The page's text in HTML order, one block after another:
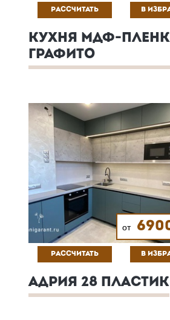
РАССЧИТАТЬ В
КУХНЯ МДФ-
ГРАФИТО
от
РАССЧИТАТЬ В
АДРИЯ 28 ПЛАСТИК